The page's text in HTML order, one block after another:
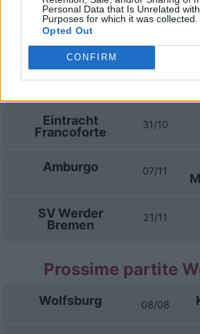
Personal Data that Is Unrelated
Purposes for which it was collected.
Opted Out
CONFIRM
Amburgo
Paderborn 24/10
Eintracht
Francoforte
31/10
Amburgo 07/11
SV Werder
Bremen
21/11
Prossime partite
Wolfsburg 08/08